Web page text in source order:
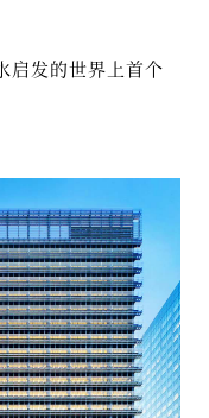
启发的世界上首个